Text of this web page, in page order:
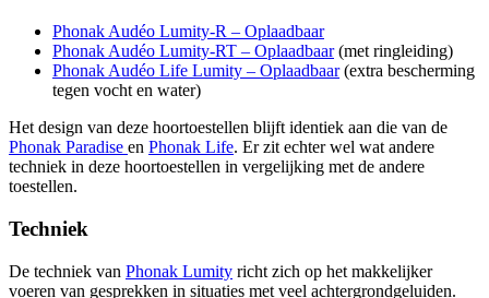
Phonak Audéo Lumity-R – Oplaadbaar
Phonak Audéo Lumity-RT – Oplaadbaar(met ringleiding)
Phonak Audéo Life Lumity – Oplaadbaar(extra bescherming
tegen vocht en water)
Het design van deze hoortoestellen blijft identiek aan die van de
Phonak Paradise en Phonak Life. Er zit echter wel wat andere
techniek in deze hoortoestellen in vergelijking met de andere
toestellen.
Techniek
De techniek van Phonak Lumity richt zich op het makkelijker
voeren van gesprekken in situaties met veel achtergrondgeluiden.